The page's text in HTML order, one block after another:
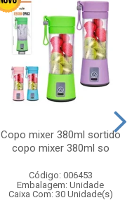
Copo mixer 380ml sortido
copo mixer 380ml so
Código: 006453
Embalagem: Unidade
Caixa Com: 30 Unidade(s)